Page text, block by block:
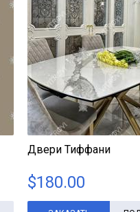
Двери Тиффани
$180.00